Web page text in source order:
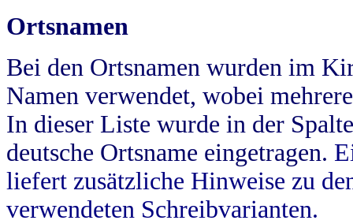
Ortsnamen
Bei den Ortsnamen wurden im
Namen verwendet, wobei
In dieser Liste wurde in der
deutsche Ortsname eingetragen.
liefert zusätzliche Hinweise zu
verwendeten Schreibvarianten.